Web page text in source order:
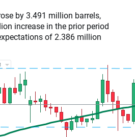
by 3.491 million barrels,
increase in the prior period
of 2.386 million